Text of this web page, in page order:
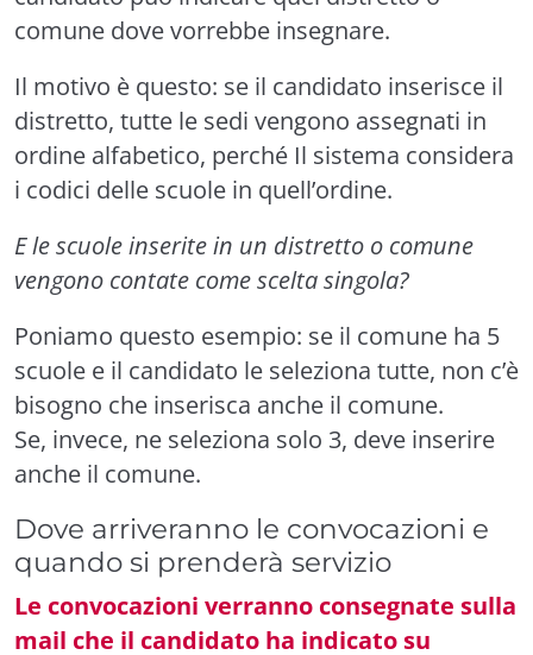
comune dove vorrebbe insegnare.
Il motivo è questo: se il candidato inserisce il
distretto, tutte le sedi vengono assegnati in
ordine alfabetico, perché Il sistema considera
i codici delle scuole in quell’ordine.
E le scuole inserite in un distretto o comune
vengono contate come scelta singola?
Poniamo questo esempio: se il comune ha 5
scuole e il candidato le seleziona tutte, non c’è
bisogno che inserisca anche il comune.
Se, invece, ne seleziona solo 3, deve inserire
anche il comune.
Dove arriveranno le convocazioni e
quando si prenderà servizio
Le convocazioni verranno consegnate sulla
mail che il candidato ha indicato su